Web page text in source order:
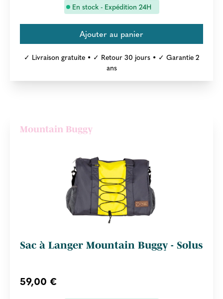
En stock - Expédition 24H
✓ Livraison gratuite • ✓ Retour 30 jours • ✓ Garantie 2
ans
Mountain Buggy
Sac à Langer Mountain Buggy - Solus
59,00 €